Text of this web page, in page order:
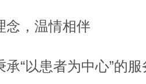
念，温情相伴
承“以患者为中心”的